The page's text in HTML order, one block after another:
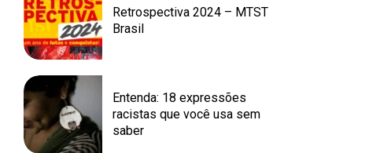
Retrospectiva 2024 – MTST
Brasil
Entenda: 18 expressões
racistas que você usa sem
saber